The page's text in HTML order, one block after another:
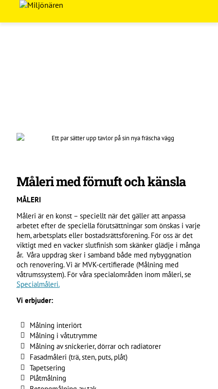
Måleri med förnuft och känsla
MÅLERI
Måleri är en konst – speciellt när det gäller att anpassa
arbetet efter de speciella förutsättningar som önskas i varje
hem, arbetsplats eller bostadsrättsförening. För oss är det
viktigt med en vacker slutfinish som skänker glädje i många
år. Våra uppdrag sker i samband både med nybyggnation
och renovering. Vi är MVK-certifierade (Målning med
våtrumssystem). För våra specialområden inom måleri, se
Specialmåleri.
Vi erbjuder:
Målning interiört
Målning i våtutrymme
Målning av snickerier, dörrar och radiatorer
Fasadmåleri (trä, sten, puts, plåt)
Tapetsering
Plåtmålning